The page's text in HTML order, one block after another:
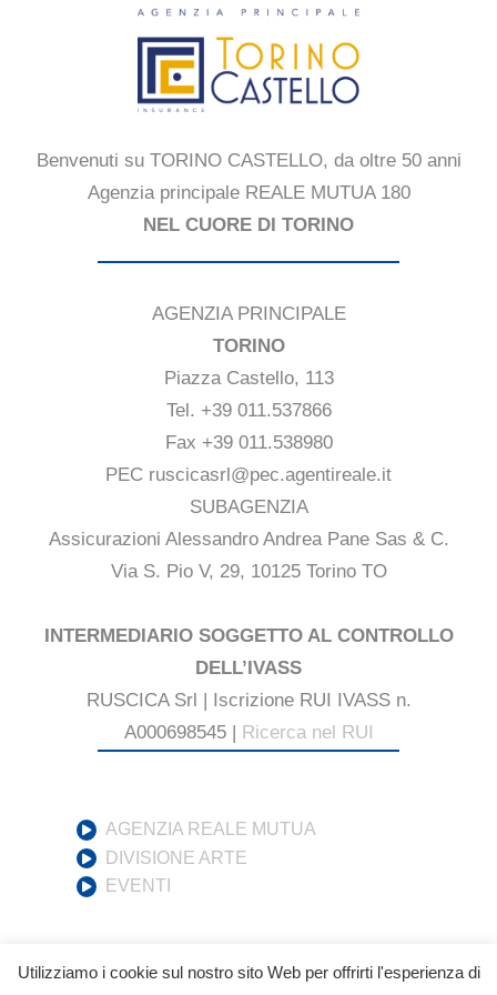
Benvenuti su TORINO CASTELLO, da oltre 50 anni
Agenzia principale REALE MUTUA 180
NEL CUORE DI TORINO
AGENZIA PRINCIPALE
TORINO
Piazza Castello, 113
Tel. +39 011.537866
Fax +39 011.538980
PEC ruscicasrl@pec.agentireale.it
SUBAGENZIA
Assicurazioni Alessandro Andrea Pane Sas & C.
Via S. Pio V, 29, 10125 Torino TO
INTERMEDIARIO SOGGETTO AL CONTROLLO
DELL’IVASS
RUSCICA Srl | Iscrizione RUI IVASS n.
A000698545 | Ricerca nel RUI
AGENZIA REALE MUTUA
DIVISIONE ARTE
EVENTI
Utilizziamo i cookie sul nostro sito Web per offrirti l'esperienza di